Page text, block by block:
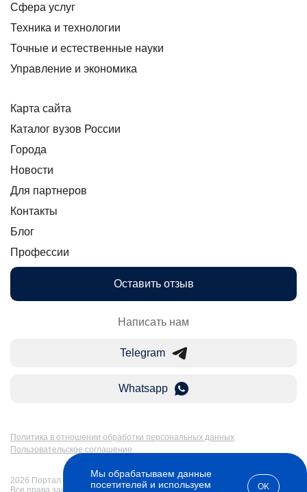
Сфера услуг
Техника и технологии
Точные и естественные науки
Управление и экономика
Карта сайта
Каталог вузов России
Города
Новости
Для партнеров
Контакты
Блог
Профессии
Оставить отзыв
Написать нам
Telegram
Whatsapp
Политика в отношении обработки персональных данных
Пользовательское соглашение
2026 Портал Бакалавр-Магистр: дистанционное образование в России.
Мы обрабатываем данные
посетителей и используем
OK